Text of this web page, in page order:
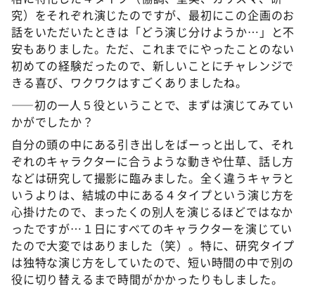
究）をそれぞれ演じたのですが、最初にこの企画のお
話をいただいたときは「どう演じ分けようか…」と不
安もありました。ただ、これまでにやったことのない
初めての経験だったので、新しいことにチャレンジで
きる喜び、ワクワクはすごくありましたね。
――初の一人５役ということで、まずは演じてみてい
かがでしたか？
自分の頭の中にある引き出しをばーっと出して、それ
ぞれのキャラクターに合うような動きや仕草、話し方
などは研究して撮影に臨みました。全く違うキャラと
いうよりは、結城の中にある４タイプという演じ方を
心掛けたので、まったくの別人を演じるほどではなか
ったですが…１日にすべてのキャラクターを演じてい
たので大変ではありました（笑）。特に、研究タイプ
は独特な演じ方をしていたので、短い時間の中で別の
役に切り替えるまで時間がかかったりもしました。